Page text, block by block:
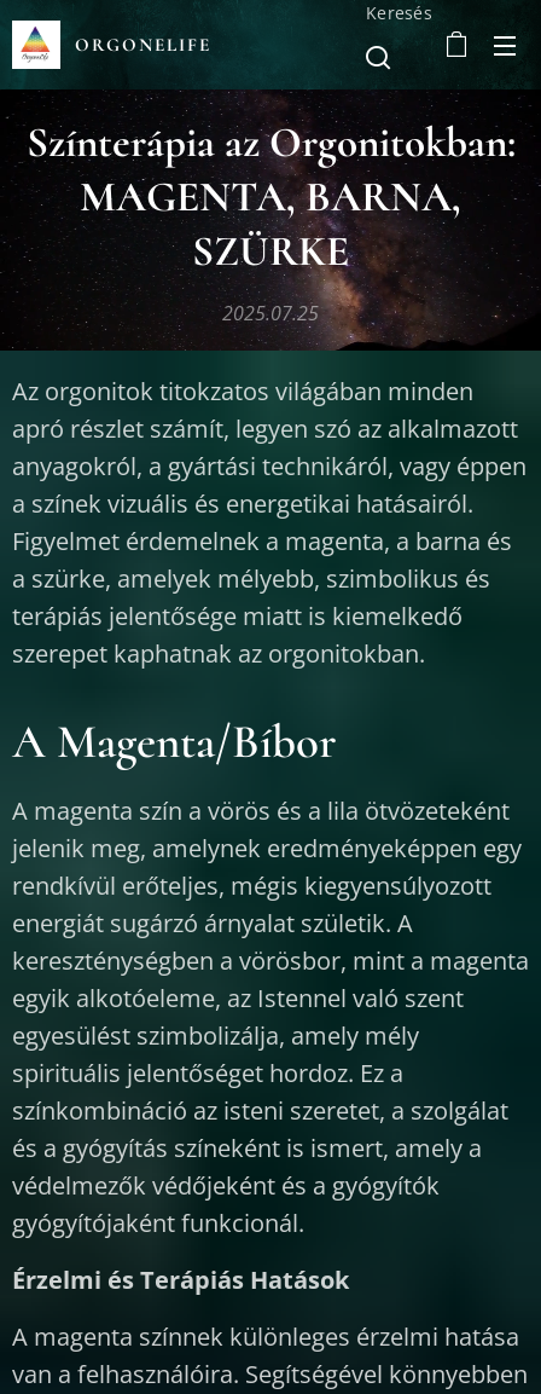
ORGONELIFE
Keresés
Színterápia az Orgonitokban:
MAGENTA, BARNA,
SZÜRKE
2025.07.25
Az orgonitok titokzatos világában minden
apró részlet számít, legyen szó az alkalmazott
anyagokról, a gyártási technikáról, vagy éppen
a színek vizuális és energetikai hatásairól.
Figyelmet érdemelnek a magenta, a barna és
a szürke, amelyek mélyebb, szimbolikus és
terápiás jelentősége miatt is kiemelkedő
szerepet kaphatnak az orgonitokban.
A Magenta/Bíbor
A magenta szín a vörös és a lila ötvözeteként
jelenik meg, amelynek eredményeképpen egy
rendkívül erőteljes, mégis kiegyensúlyozott
energiát sugárzó árnyalat születik. A
kereszténységben a vörösbor, mint a magenta
egyik alkotóeleme, az Istennel való szent
egyesülést szimbolizálja, amely mély
spirituális jelentőséget hordoz. Ez a
színkombináció az isteni szeretet, a szolgálat
és a gyógyítás színeként is ismert, amely a
védelmezők védőjeként és a gyógyítók
gyógyítójaként funkcionál.
Érzelmi és Terápiás Hatások
A magenta színnek különleges érzelmi hatása
van a felhasználóira. Segítségével könnyebben